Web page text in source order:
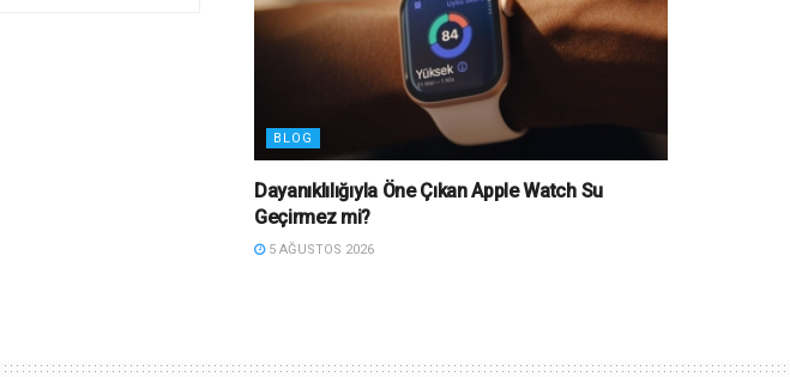
BLOG
Dayanıklılığıyla Öne Çıkan Apple Watch Su
Geçirmez mi?
5 AĞUSTOS 2026